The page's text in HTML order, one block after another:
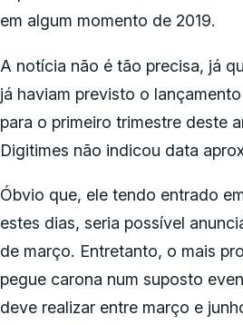
em algum momento de 2019.
A notícia não é tão precisa, já
já haviam previsto o
para o primeiro trimestre deste
Digitimes não indicou data
Óbvio que, ele tendo entrado
estes dias, seria possível
de março. Entretanto, o mais
pegue carona num suposto
deve realizar entre março e